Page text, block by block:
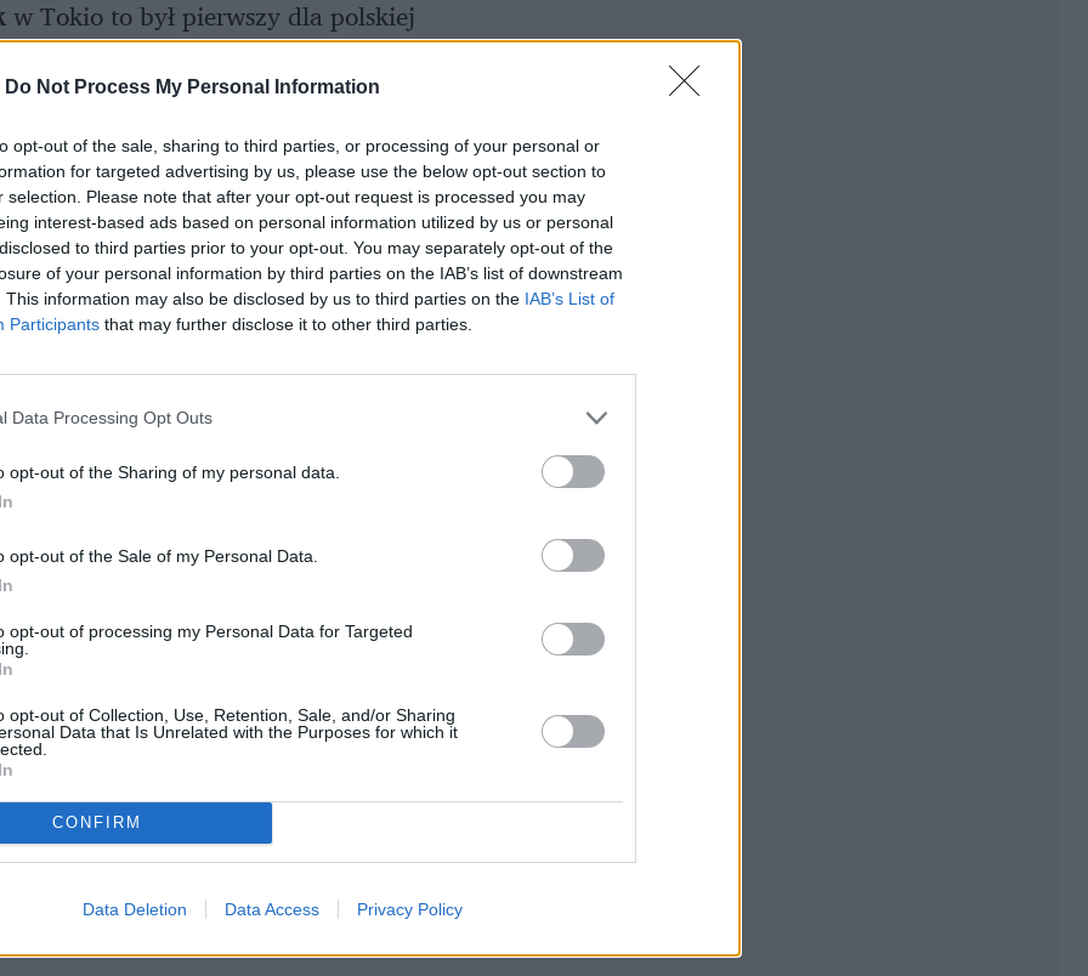
Do Not Process My Personal Information
opt-out of the sale, sharing to third parties, or processing of your personal or
for targeted advertising by us, please use the below opt-out section to
selection. Please note that after your opt-out request is processed you may
interest-based ads based on personal information utilized by us or personal
to third parties prior to your opt-out. You may separately opt-out of the
of your personal information by third parties on the IAB’s list of downstream
This information may also be disclosed by us to third parties on the IAB’s List of
Participants that may further disclose it to other third parties.
Data Processing Opt Outs
opt-out of the Sharing of my personal data.
opt-out of the Sale of my Personal Data.
opt-out of processing my Personal Data for Targeted
opt-out of Collection, Use, Retention, Sale, and/or Sharing
Data that Is Unrelated with the Purposes for which it
CONFIRM
Data Deletion Data Access Privacy Policy
w Tokio to był pierwszy dla polskiej
40. dla polskiego pływania podczas
nie była faworytką, ale po cichu